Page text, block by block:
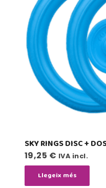
SKY RINGS DISC +
19,25 € IVA incl.
Llegeix més